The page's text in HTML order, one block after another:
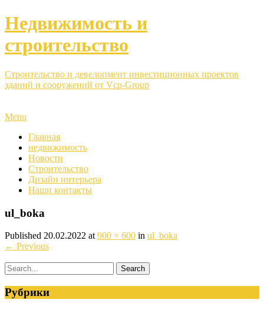
Недвижимость и
строительство
Строительство и девелопмент инвестиционных проектов
зданий и сооружений от Vcp-Group
Menu
Главная
недвижимость
Новости
Строительство
Дизайн интерьера
Наши контакты
ul_boka
Published 20.02.2022 at 900 × 600 in ul_boka
← Previous
Рубрики